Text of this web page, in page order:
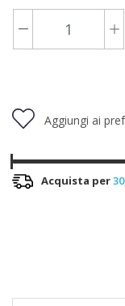
Aggiungi ai
Acquista per